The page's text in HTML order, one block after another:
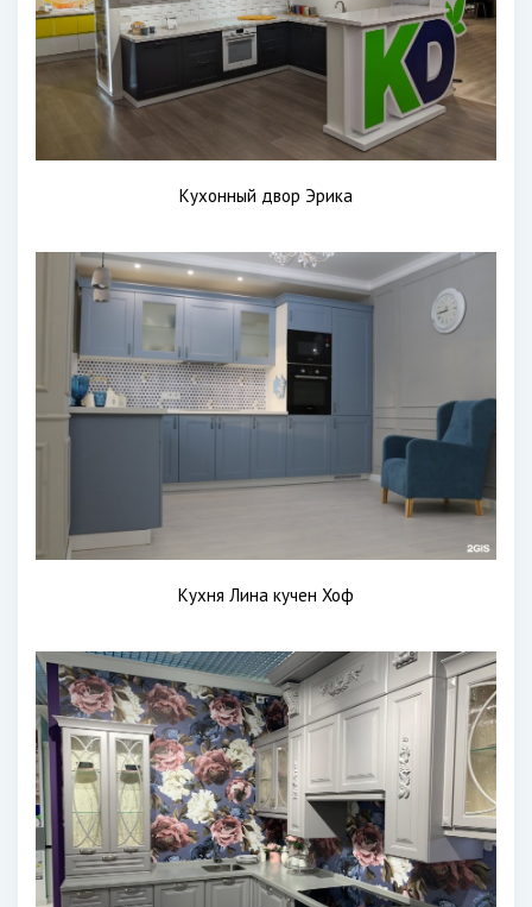
Кухонный двор Эрика
Кухня Лина кучен Хоф